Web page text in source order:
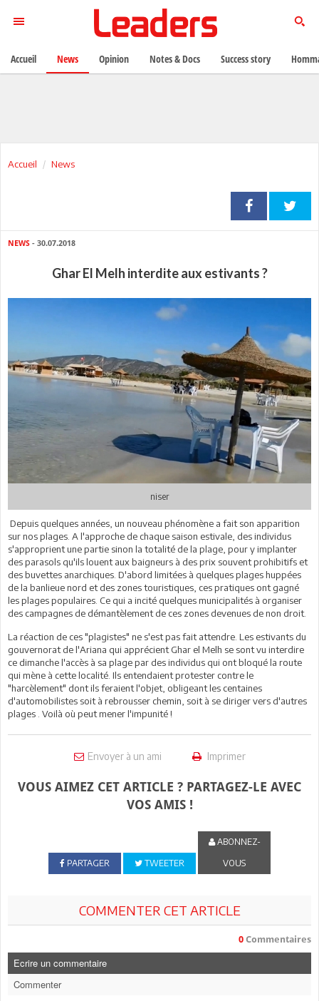
Accueil News
NEWS - 30.07.2018
Ghar El Melh interdite aux estivants ?
niser
Depuis quelques années, un nouveau phénomène a fait son apparition
sur nos plages. A l'approche de chaque saison estivale, des individus
s'approprient une partie sinon la totalité de la plage, pour y implanter
des parasols qu'ils louent aux baigneurs à des prix souvent prohibitifs et
des buvettes anarchiques. D'abord limitées à quelques plages huppées
de la banlieue nord et des zones touristiques, ces pratiques ont gagné
les plages populaires. Ce qui a incité quelques municipalités à organiser
des campagnes de démantèlement de ces zones devenues de non droit.
La réaction de ces "plagistes" ne s'est pas fait attendre. Les estivants du
gouvernorat de l'Ariana qui apprécient Ghar el Melh se sont vu interdire
ce dimanche l'accès à sa plage par des individus qui ont bloqué la route
qui mène à cette localité. Ils entendaient protester contre le
"harcèlement" dont ils feraient l'objet, obligeant les centaines
d'automobilistes soit à rebrousser chemin, soit à se diriger vers d'autres
plages . Voilà où peut mener l'impunité !
Envoyer à un ami Imprimer
VOUS AIMEZ CET ARTICLE ? PARTAGEZ-LE AVEC
VOS AMIS !
PARTAGER TWEETER
ABONNEZ-
VOUS
COMMENTER CET ARTICLE
0 Commentaires
Ecrire un commentaire
Commenter
Accueil News Opinion Notes & Docs Success story